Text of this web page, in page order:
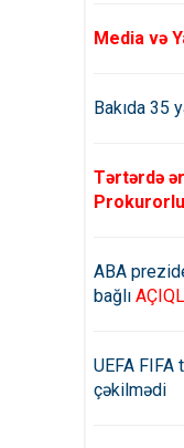
Media və
Bakıda 35
Tərtərdə
ABA
bağlı
UEFA FIFA
çəkilmədi